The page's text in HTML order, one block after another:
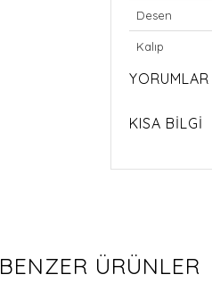
Desen
Kalıp
YORUMLAR
KISA BİLGİ
BENZER ÜRÜNLER